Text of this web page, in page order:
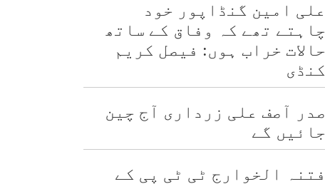
علی امین گنڈاپور خود
چاہتے تھے کہ وفاق کے ساتھ
حالات خراب ہوں: فیصل کریم
کنڈی
صدر آصف علی زرداری آج چین
جائیں گے
فتنہ الخوارج ٹی ٹی پی کے